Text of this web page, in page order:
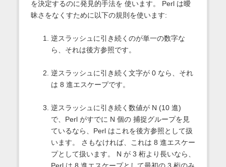
を決定するのに発見的手法を 使います。 Perl は曖
昧さをなくすために以下の規則を使います:
逆スラッシュに引き続くのが単一の数字な
ら、それは後方参照です。
逆スラッシュに引き続く文字が 0 なら、それ
は 8 進エスケープです。
逆スラッシュに引き続く数値が N (10 進)
で、Perl がすでに N 個の 捕捉グループを見
ているなら、Perl はこれを後方参照として扱
います。 さもなければ、これは 8 進エスケー
プとして扱います。 N が 3 桁より長いなら、